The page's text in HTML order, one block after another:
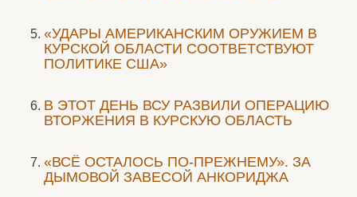
«УДАРЫ АМЕРИКАНСКИМ ОРУЖИЕМ В
КУРСКОЙ ОБЛАСТИ СООТВЕТСТВУЮТ
ПОЛИТИКЕ США»
В ЭТОТ ДЕНЬ ВСУ РАЗВИЛИ ОПЕРАЦИЮ
ВТОРЖЕНИЯ В КУРСКУЮ ОБЛАСТЬ
«ВСЁ ОСТАЛОСЬ ПО-ПРЕЖНЕМУ». ЗА
ДЫМОВОЙ ЗАВЕСОЙ АНКОРИДЖА